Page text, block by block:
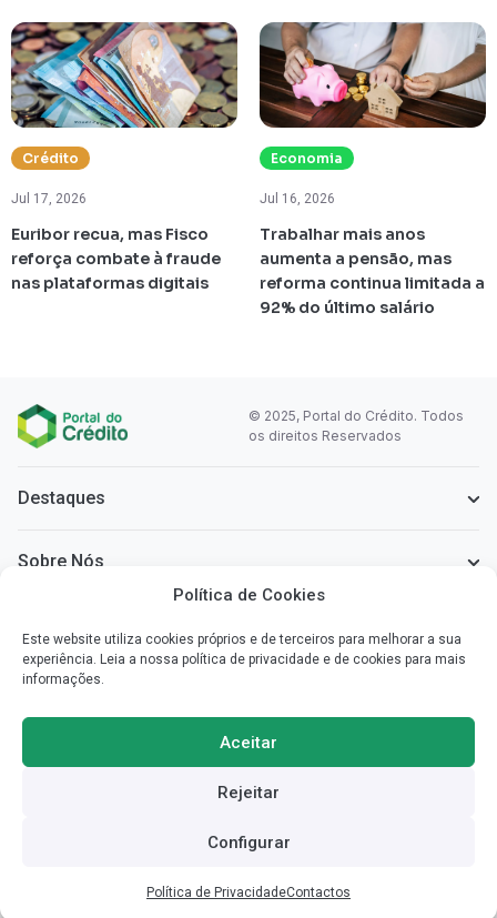
Política de Cookies
Este website utiliza cookies próprios e de terceiros para melhorar a sua
experiência. Leia a nossa política de privacidade e de cookies para mais
informações.
Aceitar
Rejeitar
Configurar
Política de PrivacidadeContactos
Crédito
Jul 17, 2026
Euribor recua, mas Fisco
reforça combate à fraude
nas plataformas digitais
Economia
Jul 16, 2026
Trabalhar mais anos
aumenta a pensão, mas
reforma continua limitada a
92% do último salário
Comece a poupar
© 2025, Portal do Crédito. Todos
os direitos Reservados
Destaques
Sobre Nós
Simplificamos a informação que necessita para poder escolher o